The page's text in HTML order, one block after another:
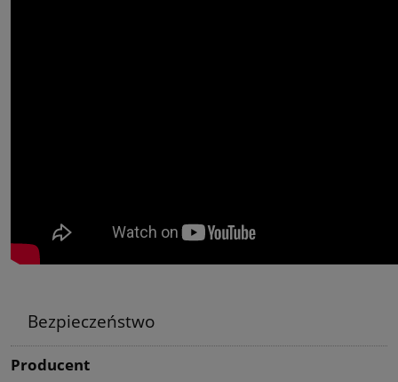
Bezpieczeństwo
Producent